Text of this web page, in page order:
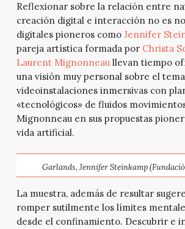
Reflexionar sobre la relación entre
creación digital e interacción no es
digitales pioneros como Jennifer
pareja artística formada por Christa
Laurent Mignonneaullevan tiempo
una visión muy personal sobre el
videoinstalaciones inmersivas con
«tecnológicos» de fluidos
Mignonneau en sus propuestas
vida artificial.
Garlands, Jennifer Steinkamp
La muestra, además de resultar
romper sutilmente los límites
desde el confinamiento. Descubrir e